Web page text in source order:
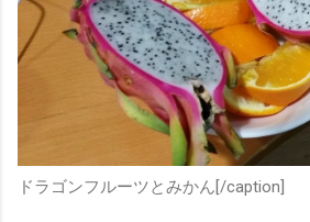
ドラゴンフルーツとみかん[/caption]